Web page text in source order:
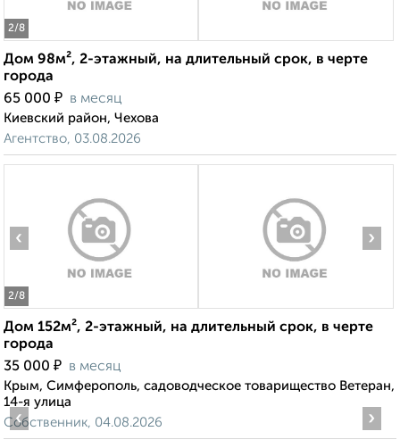
2/8
Дом 98м², 2-этажный, на длительный срок, в черте
города
65 000 ₽ в месяц
Киевский район, Чехова
Агентство, 03.08.2026
2/8
‹ ›
Дом 152м², 2-этажный, на длительный срок, в черте
города
35 000 ₽ в месяц
Крым, Симферополь, садоводческое товарищество Ветеран,
14-я улица
Собственник, 04.08.2026
‹ ›